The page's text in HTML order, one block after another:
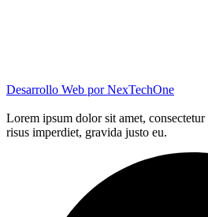
Desarrollo Web porNexTechOne
Lorem ipsum dolor sit amet,
risus imperdiet, gravida justo eu.